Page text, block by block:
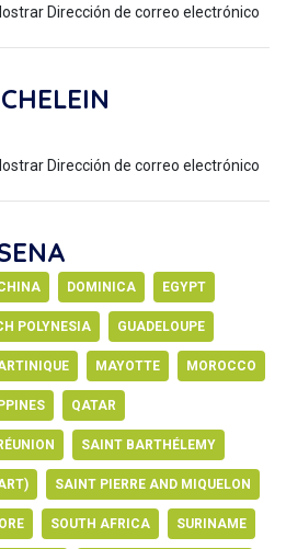
Dirección de correo electrónico
Dirección de correo electrónico
DOMINICA EGYPT
POLYNESIA GUADELOUPE
MAYOTTE MOROCCO
QATAR
SAINT BARTHÉLEMY
SAINT PIERRE AND MIQUELON
SOUTH AFRICA SURINAME